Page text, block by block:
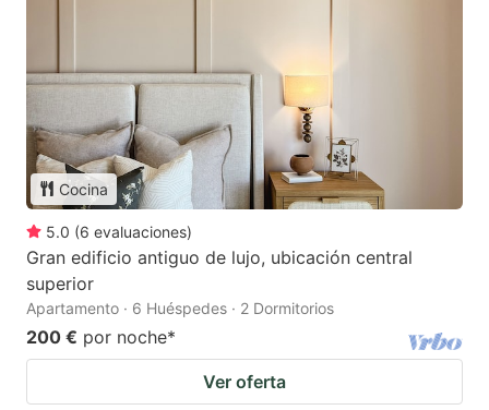
Cocina
5.0 (6 evaluaciones)
Gran edificio antiguo de lujo, ubicación central
superior
Apartamento · 6 Huéspedes · 2 Dormitorios
200 € por noche*
Ver oferta